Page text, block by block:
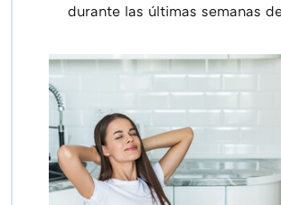
durante las últimas semanas